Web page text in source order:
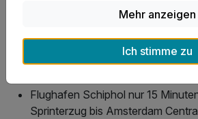
Direktverbindungen z. B. ab Köln
Düsseldorf (ca. 2:30 h), Berlin (ca.
Ankunft am Hauptbahnhof –
Anreise per Flugzeug:
Flughafen Schiphol nur 15
Sprinterzug bis Amsterdam
Mehr anzeigen
Ich stimme zu